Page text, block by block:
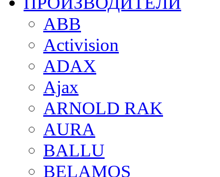
ABB
Activision
ADAX
Ajax
ARNOLD RAK
AURA
BALLU
BELAMOS